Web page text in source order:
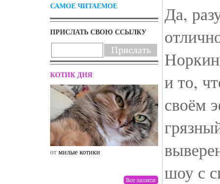
САМОЕ ЧИТАЕМОЕ
ПРИСЛАТЬ СВОЮ ССЫЛКУ
КОТИК ДНЯ
от милые котики от drunktwi
Да,
и то,
своём
шоу с